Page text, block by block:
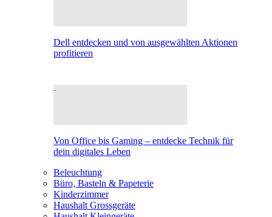
Dell entdecken und von ausgewählten Aktionen
profitieren
Von Office bis Gaming – entdecke Technik für
dein digitales Leben
Beleuchtung
Büro, Basteln & Papeterie
Kinderzimmer
Haushalt Grossgeräte